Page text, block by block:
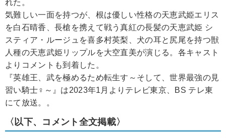
れた。
気難しい一面を持つが、根は優しい性格の天恵武姫エリス
を白石晴香、長槍を携えて戦う真紅の長髪の天恵武姫 シ
スティア・ルージュを喜多村英梨、犬の耳と尻尾を持つ獣
人種の天恵武姫リップルを大空直美が演じる。各キャスト
よりコメントも到着した。
『英雄王、武を極めるため転生す～そして、世界最強の見
習い騎士♀～』は2023年1月よりテレビ東京、BS テレ東
にて放送。。
〈以下、コメント全文掲載〉